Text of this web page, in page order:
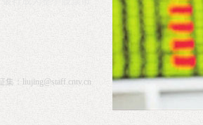
集： liujing@staff.cntv.cn